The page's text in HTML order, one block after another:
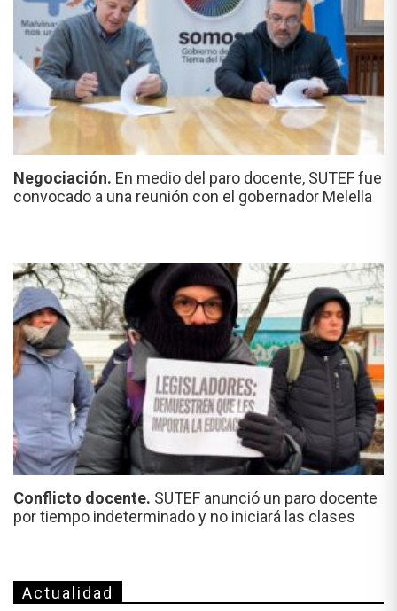
Negociación. En medio del paro docente, SUTEF fue
convocado a una reunión con el gobernador Melella
Conflicto docente. SUTEF anunció un paro docente
por tiempo indeterminado y no iniciará las clases
Actualidad